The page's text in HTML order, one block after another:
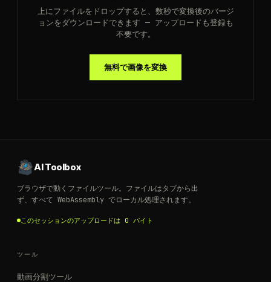
上にファイルをドロップすると、数秒で変換後のバージ
ョンをダウンロードできます — アップロードも登録も
不要です。
無料で画像を変換
AI Toolbox
ブラウザで動くファイルツール。ファイルはタブから出
ず、すべて WebAssembly でローカル処理されます。
このセッションのアップロードは 0 バイト
ツール
動画分割ツール